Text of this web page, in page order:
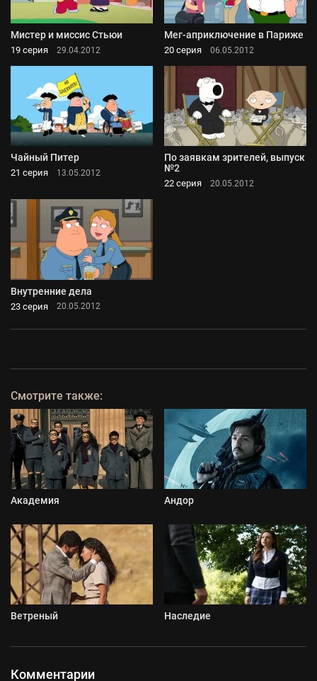
Мистер и миссис Стьюи
19 серия 29.04.2012
Мег-априключение в Париже
20 серия 06.05.2012
Чайный Питер
21 серия 13.05.2012
По заявкам зрителей, выпуск
№2
22 серия 20.05.2012
Внутренние дела
23 серия 20.05.2012
Смотрите также:
Академия Андор
Ветреный Наследие
Комментарии